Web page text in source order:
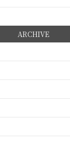
ARCHIVE